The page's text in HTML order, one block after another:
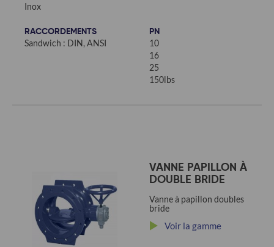
Inox
RACCORDEMENTS
Sandwich : DIN, ANSI
PN
10
16
25
150lbs
VANNE PAPILLON À
DOUBLE BRIDE
Vanne à papillon doubles
bride
Voir la gamme